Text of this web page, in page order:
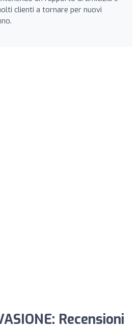
clienti a tornare per nuovi
Recensioni